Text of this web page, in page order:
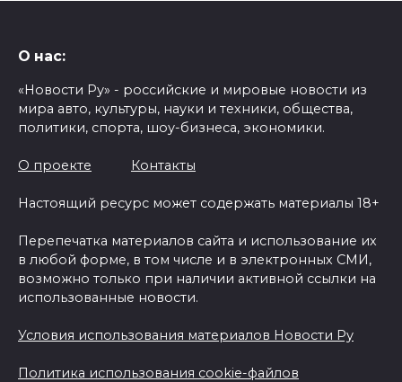
О нас:
«Новости Ру» - российские и мировые новости из
мира авто, культуры, науки и техники, общества,
политики, спорта, шоу-бизнеса, экономики.
О проекте Контакты
Настоящий ресурс может содержать материалы 18+
Перепечатка материалов сайта и использование их
в любой форме, в том числе и в электронных СМИ,
возможно только при наличии активной ссылки на
использованные новости.
Условия использования материалов Новости Ру
Политика использования cookie-файлов